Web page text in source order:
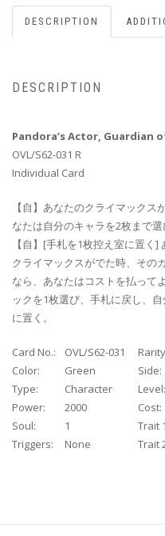
DESCRIPTION
DESCRIPTION
Pandora’s Actor, Guardian
OVL/S62-031 R
Individual Card
【自】あなたのクライマック
なたは自分のキャラを2枚まで選
【自】[手札を1枚控え室に置く
クライマックスがでた時、その
なら、あなたはコストを払って
ックを1枚選び、手札に戻し、
に置く。
Card No.: OVL/S62-031
Color:
Green Side:
Type:
Character Level:
Power:
2000 Cost:
Soul:
1 Trait
Triggers:
None Trait